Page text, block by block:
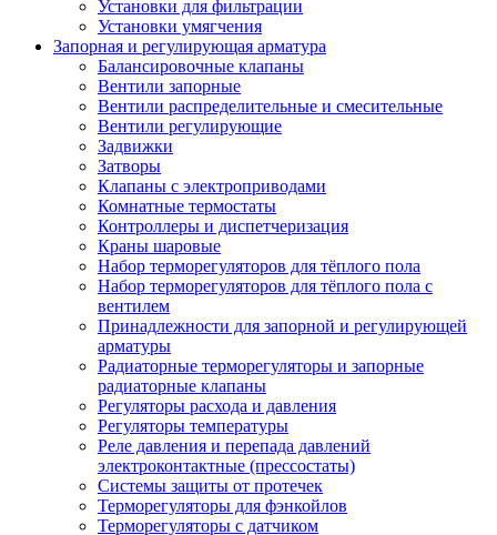
Установки для фильтрации
Установки умягчения
Запорная и регулирующая арматура
Балансировочные клапаны
Вентили запорные
Вентили распределительные и смесительные
Вентили регулирующие
Задвижки
Затворы
Клапаны с электроприводами
Комнатные термостаты
Контроллеры и диспетчеризация
Краны шаровые
Набор терморегуляторов для тёплого пола
Набор терморегуляторов для тёплого пола с
вентилем
Принадлежности для запорной и регулирующей
арматуры
Радиаторные терморегуляторы и запорные
радиаторные клапаны
Регуляторы расхода и давления
Регуляторы температуры
Реле давления и перепада давлений
электроконтактные (прессостаты)
Системы защиты от протечек
Терморегуляторы для фэнкойлов
Терморегуляторы с датчиком